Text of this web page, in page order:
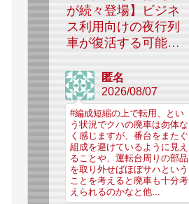
が続々登場】ビジネ
ス利用向けの夜行列
車が復活する可能性
匿名
2026/08/07
#編成短縮の上で転用、とい
う状況でクハの廃車は勿体な
く感じますが、番台をまたぐ
組成を避けているように見え
ることや、運転台周りの部品
を取り外せばほぼサハという
ことを考えると廃車も十分考
えられるのかなと他...